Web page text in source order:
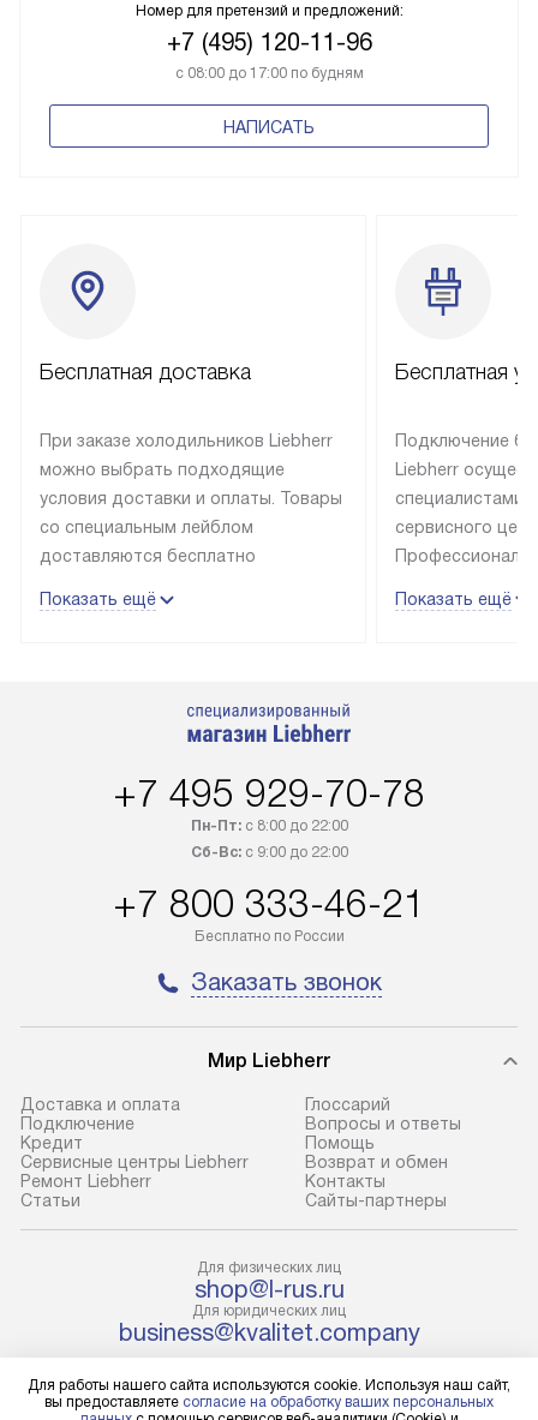
Номер для претензий и предложений:
+7 (495) 120-11-96
с 08:00 до 17:00 по будням
НАПИСАТЬ
Бесплатная доставка
При заказе холодильников Liebherr
можно выбрать подходящие
условия доставки и оплаты. Товары
со специальным лейблом
доставляются бесплатно
до подъезда, выезд за МКАД
в течение трех дней. Доставка
регионы осуществляется через
100% предоплаты наша компания
до представительства
транспортной компании в городе
условия доставки у менеджера при
В оговоренный день служба
доставки доставит упакованный
прибор до подъезда. Если
требуется переместить прибор
до двери квартиры или до места
установки, пожалуйста,
с менеджером. За данную услугу
взимается дополнительная плата.
Учитывайте габариты прибора, если
через дверной проем,
то сотрудники транспортной
Показать ещё
Бесплатная
Подключение
Liebherr
специалистами
сервисного
эксплуатации
Стоимость
обеспечивают
предполагают
холодильников
требующим
наличие крана.
и соединение
нишу или на
Показать ещё
+7 495 929-70-78
Пн-Пт:с 8:00 до 22:00
Сб-Вс:с 9:00 до 22:00
+7 800 333-46-21
Бесплатно по России
Заказать звонок
Мир Liebherr
Доставка и оплата
Подключение
Кредит
Сервисные центры Liebherr
Ремонт Liebherr
Cтатьи
Глоссарий
Вопросы и ответы
Помощь
Возврат и обмен
Контакты
Сайты-партнеры
Для физических лиц
shop@l-rus.ru
Для юридических лиц
business@kvalitet.company
НАПИСАТЬ РУКОВОДСТВУ
Для работы нашего сайта используются cookie. Используя наш сайт,
вы предоставляете согласие на обработку ваших персональных